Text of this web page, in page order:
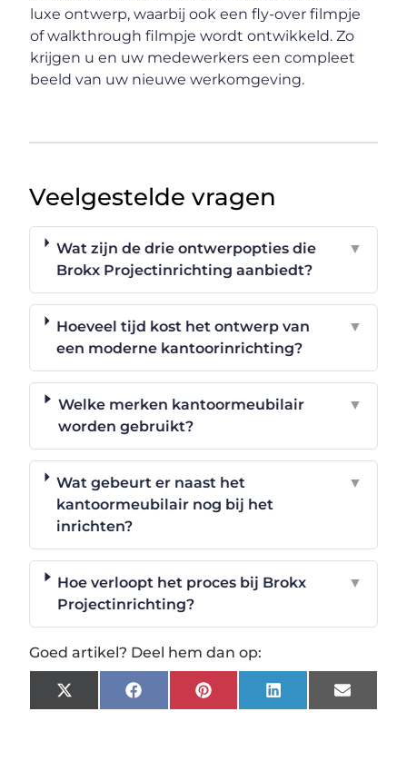
luxe ontwerp, waarbij ook een fly-over filmpje
of walkthrough filmpje wordt ontwikkeld. Zo
krijgen u en uw medewerkers een compleet
beeld van uw nieuwe werkomgeving.
Veelgestelde vragen
Wat zijn de drie ontwerpopties die
Brokx Projectinrichting aanbiedt?
▼
Hoeveel tijd kost het ontwerp van
een moderne kantoorinrichting?
▼
Welke merken kantoormeubilair
worden gebruikt?
▼
Wat gebeurt er naast het
kantoormeubilair nog bij het
inrichten?
▼
Hoe verloopt het proces bij Brokx
Projectinrichting?
▼
Goed artikel? Deel hem dan op:
X
(Twitter)
FacebookPinterestLinkedInEmail